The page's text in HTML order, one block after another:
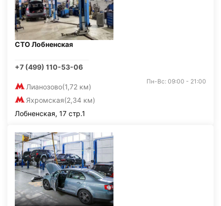
СТО Лобненская
+7 (499) 110-53-06
Лианозово(1,72 км)
Яхромская(2,34 км)
Пн-Вс: 09:00 - 21:00
Лобненская, 17 стр.1